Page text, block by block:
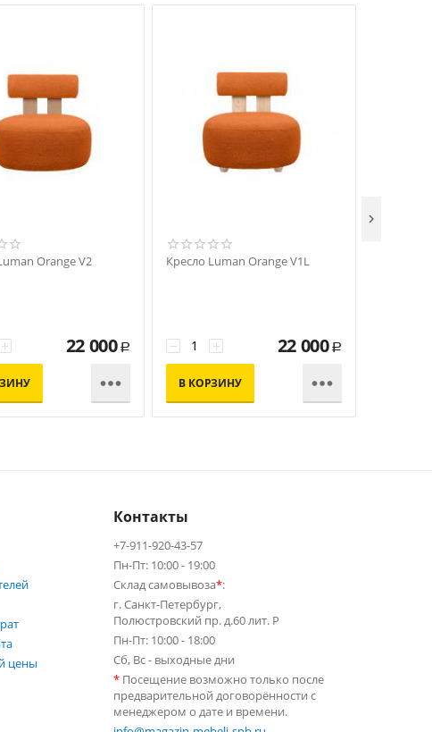
Orange V2
+ 22 000 Р

Кресло Luman Orange V1L
+
− 22 000 Р
В КОРЗИНУ 

цены
Контакты
+7-911-920-43-57
Пн-Пт: 10:00 - 19:00
Склад самовывоза*:
г. Санкт-Петербург,
Полюстровский пр. д.60 лит. Р
Пн-Пт: 10:00 - 18:00
Сб, Вс - выходные дни
*Посещение возможно только после
предварительной договорённости с
менеджером о дате и времени.